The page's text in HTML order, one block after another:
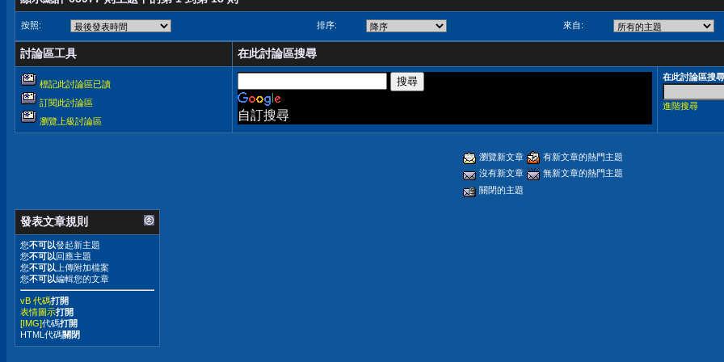
按照: 排序: 來自:
討論區工具 在此討論區搜尋
標記此討論區已讀
訂閱此討論區
瀏覽上級討論區
自訂搜尋
在此討論區搜尋
進階搜尋
瀏覽新文章
有新文章的熱門主題
沒有新文章
無新文章的熱門主題
關閉的主題
發表文章規則
您不可以發起新主題
您不可以回應主題
您不可以 上傳附加檔案
您不可以編輯您的文章
vB 代碼打開
表情圖示打開
[IMG]代碼打開
HTML代碼關閉